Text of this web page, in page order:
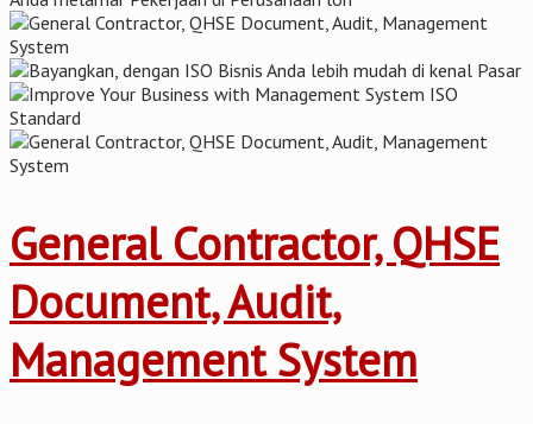
General Contractor, QHSE
Document, Audit,
Management System